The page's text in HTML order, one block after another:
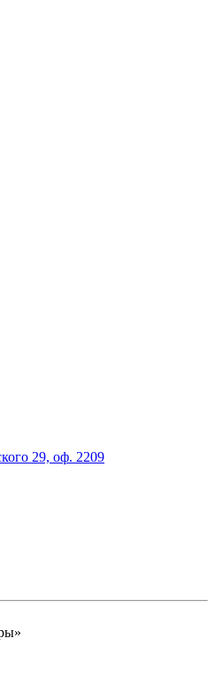
29, оф. 2209